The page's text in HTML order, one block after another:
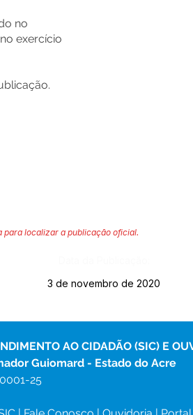
no
exercício
para localizar a publicação oficial.
3 de novembro de 2020
AO CIDADÃO (SIC) E
Guiomard - Estado do Acre
25